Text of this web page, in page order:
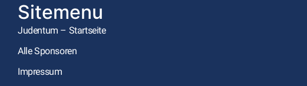
Sitemenu
Judentum – Startseite
Alle Sponsoren
Impressum